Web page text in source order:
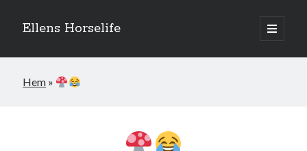
Ellens Horselife
öppna
primär
Sidopanel
Hem »